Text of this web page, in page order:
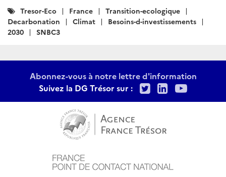
Catégories
:
Tresor-Eco France
Transition-ecologique
Decarbonation
Climat
Besoins-d-investissements
2030
SNBC3
Abonnez-vous à notre lettre d'information
Suivez la DG Trésor sur :
TwitterLinkedIn